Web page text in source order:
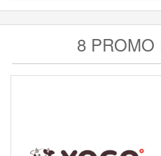
8 PROMO